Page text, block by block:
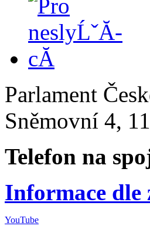
Parlament
Sněmovní 4,
Telefon na
Informace dle
YouTube